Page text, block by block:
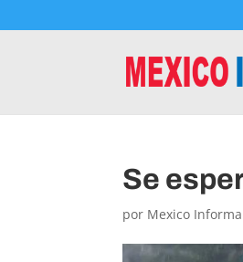
Se
por Mexico Informa